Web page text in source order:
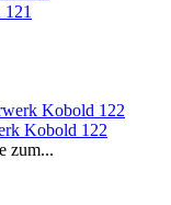
Kobold 122
zum...